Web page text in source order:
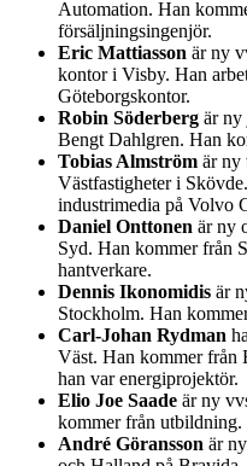
Automation. Han
försäljningsingenjör.
Eric Mattiasson är ny
kontor i Visby. Han
Göteborgskontor.
Robin Söderberg är ny
Bengt Dahlgren. Han
Tobias Almström är ny
Västfastigheter i
industrimedia på Volvo
Daniel Onttonen är ny
Syd. Han kommer från
hantverkare.
Dennis Ikonomidis är
Stockholm. Han
Carl-Johan Rydman
Väst. Han kommer från
han var energiprojektör.
Elio Joe Saade är ny
kommer från utbildning.
André Göransson är